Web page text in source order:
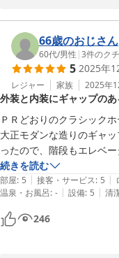
お部屋でのご滞在をゆ
スをご利用いただいた
子が伝わり、私どもも安
また、スタッフの対応
性スタッフへのお気遣
笑顔での対応をお褒めい
みとなります。
「一歩も外へ行く気に
時間を心から楽しんで
す。
今後は、より気軽にお楽
きに検討してまいります
またリピートをご検討い
次回お越しいただける
66歳のおじさん
60代/男性 |3件のク
5 2025年
レジャー 家族 2025年
外装と内装にギャップの
ＰＲどおりのクラシック
大正モダンな造りのギャ
ったので、階段もエレベ
ベーターの時計風の昇降
趣がある．又、部屋を含
ならではの貴賓が有る。
トイレやシャワー、バス
無い。
ロケーションも天気が良
続きを読む
部屋: 5 | 接客・サービス: 5 |
温泉・お風呂: - | 設備: 5 | 清
246